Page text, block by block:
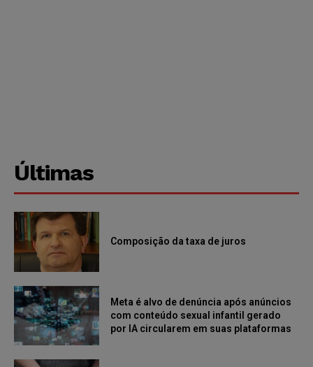
Últimas
Composição da taxa de juros
Meta é alvo de denúncia após anúncios
com conteúdo sexual infantil gerado
por IA circularem em suas plataformas